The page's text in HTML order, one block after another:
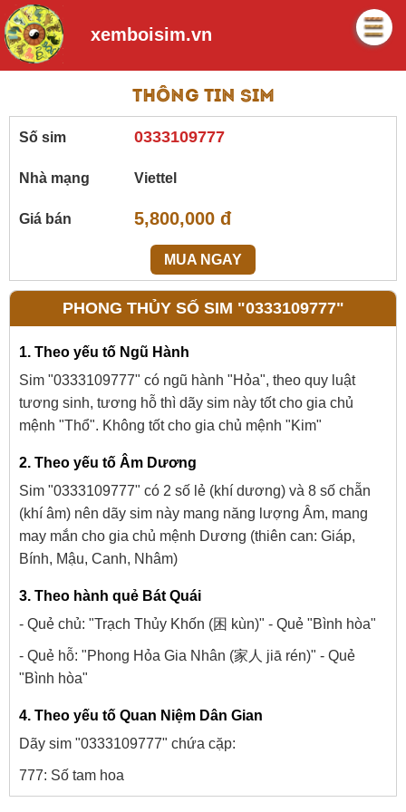
xemboisim.vn
Thông tin sim
Số sim 0333109777
Nhà mạng Viettel
Giá bán 5,800,000 đ
MUA NGAY
PHONG THỦY SỐ SIM "0333109777"
1. Theo yếu tố Ngũ Hành
Sim "0333109777" có ngũ hành "Hỏa", theo quy luật
tương sinh, tương hỗ thì dãy sim này tốt cho gia chủ
mệnh "Thổ". Không tốt cho gia chủ mệnh "Kim"
2. Theo yếu tố Âm Dương
Sim "0333109777" có 2 số lẻ (khí dương) và 8 số chẵn
(khí âm) nên dãy sim này mang năng lượng Âm, mang
may mắn cho gia chủ mệnh Dương (thiên can: Giáp,
Bính, Mậu, Canh, Nhâm)
3. Theo hành quẻ Bát Quái
- Quẻ chủ: "Trạch Thủy Khốn (困 kùn)" - Quẻ "Bình hòa"
- Quẻ hỗ: "Phong Hỏa Gia Nhân (家人 jiā rén)" - Quẻ
"Bình hòa"
4. Theo yếu tố Quan Niệm Dân Gian
Dãy sim "0333109777" chứa cặp:
777: Số tam hoa